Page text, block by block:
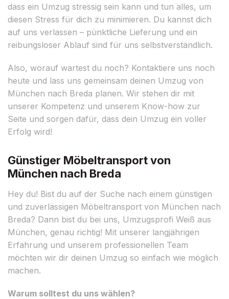
dass ein Umzug stressig sein kann und tun alles, um
diesen Stress für dich zu minimieren. Du kannst dich
auf uns verlassen – pünktliche Lieferung und ein
reibungsloser Ablauf sind für uns selbstverständlich.
Also, worauf wartest du noch? Kontaktiere uns noch
heute und lass uns gemeinsam deinen Umzug von
München nach Breda planen. Wir stehen dir mit
unserer Kompetenz und unserem Know-how zur
Seite und sorgen dafür, dass dein Umzug ein voller
Erfolg wird!
Günstiger Möbeltransport von
München nach Breda
Hey du! Bist du auf der Suche nach einem günstigen
und zuverlässigen Möbeltransport von München nach
Breda? Dann bist du bei uns, Umzugsprofi Weiß aus
München, genau richtig! Mit unserer langjährigen
Erfahrung und unserem professionellen Team
möchten wir dir deinen Umzug so einfach wie möglich
machen.
Warum solltest du uns wählen?